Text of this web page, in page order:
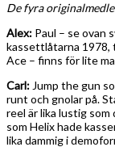
De fyra
Alex: Paul – se ovan
kassettlåtarna 1978,
Ace – finns för lite
Carl: Jump the gun
runt och gnolar på.
reel är lika lustig som
som Helix hade
lika dammig i